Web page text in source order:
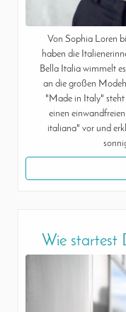
Von Sophia Loren
haben die
Bella Italia wimmelt
an die großen
"Made in Italy" steht
einen
italiana" vor und
Wie startest